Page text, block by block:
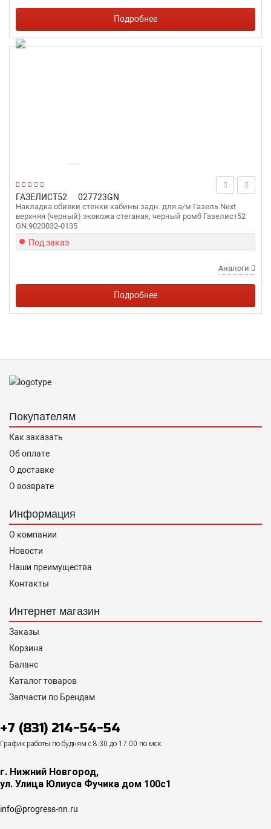
Подробнее
ГАЗЕЛИСТ52 027723GN
Накладка обивки стенки кабины задн. для а/м Газель Next
верхняя (черный) экокожа стеганая, черный ромб Газелист52
GN.9020032-0135
Под заказ
Аналоги
Подробнее
Покупателям
Как заказать
Об оплате
О доставке
О возврате
Информация
О компании
Новости
Наши преимущества
Контакты
Интернет магазин
Заказы
Корзина
Баланс
Каталог товаров
Запчасти по Брендам
+7 (831) 214-54-54
График работы по будням с 8:30 до 17:00 по мск
г. Нижний Новгород,
ул. Улица Юлиуса Фучика дом 100с1
info@progress-nn.ru